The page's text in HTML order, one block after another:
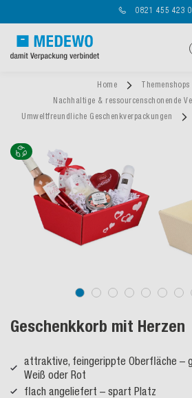
0821 455 423 0
Home
Themenshops
Nachhaltige & ressourcenschonende
Umweltfreundliche Geschenkverpackungen
Geschenkkorb mit Herzen
attraktive, feingerippte Oberfläche –
Weiß oder Rot
flach angeliefert – spart Platz